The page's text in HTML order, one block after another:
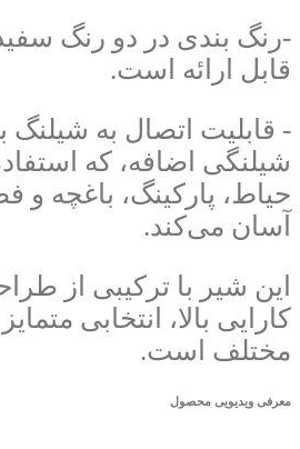
-رنگ بندی در دو رنگ
قابل ارائه است.
- قابلیت اتصال به شیلنگ
شیلنگی اضافه، که
حیاط، پارکینگ، باغچه و
آسان می‌کند.
این شیر با ترکیبی از
کارایی بالا، انتخابی
مختلف است.
معرفی ویدیویی محصول